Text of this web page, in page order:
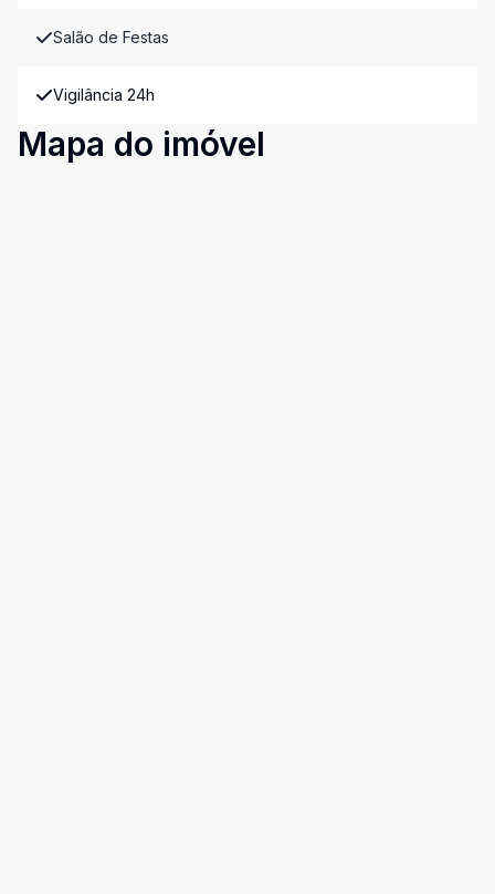
Salão de Festas
Vigilância 24h
Mapa do imóvel